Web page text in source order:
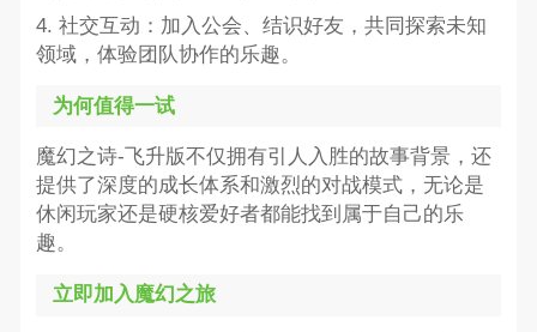
4. 社交互动：加入公会、结识好友，共同探索未知
领域，体验团队协作的乐趣。
为何值得一试
魔幻之诗-飞升版不仅拥有引人入胜的故事背景，还
提供了深度的成长体系和激烈的对战模式，无论是
休闲玩家还是硬核爱好者都能找到属于自己的乐
趣。
立即加入魔幻之旅